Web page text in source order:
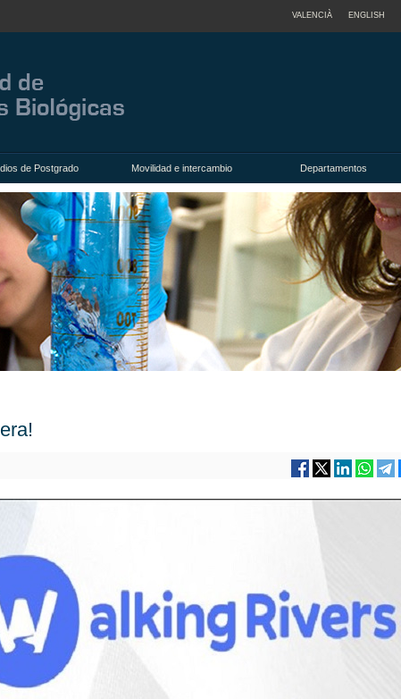
VALENCIÀ ENGLISH
de Postgrado Movilidad e intercambio Departamentos